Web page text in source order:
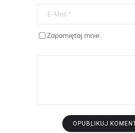
Zapamiętaj mnie.